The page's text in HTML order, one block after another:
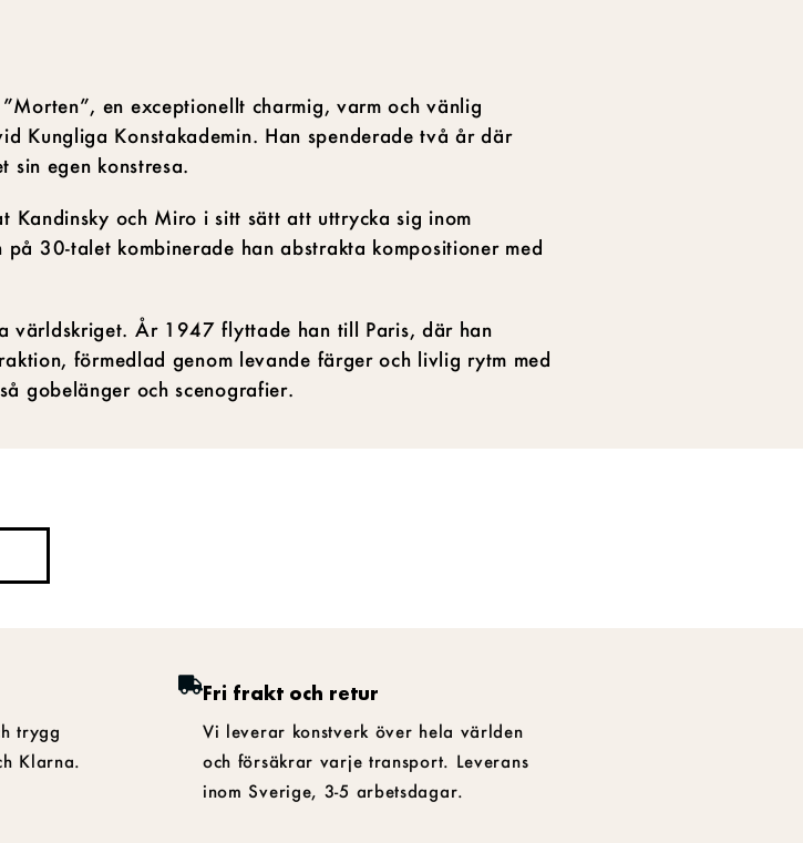
en exceptionellt charmig, varm och vänlig
Kungliga Konstakademin. Han spenderade två år där
sin egen konstresa.
Kandinsky och Miro i sitt sätt att uttrycka sig inom
30-talet kombinerade han abstrakta kompositioner med
världskriget. År 1947 flyttade han till Paris, där han
förmedlad genom levande färger och livlig rytm med
gobelänger och scenografier.
trygg
Klarna.
Fri frakt och retur
Vi leverar konstverk över hela världen
och försäkrar varje transport. Leverans
inom Sverige, 3-5 arbetsdagar.